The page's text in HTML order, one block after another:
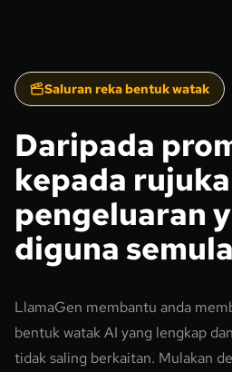
Saluran reka bentuk watak
Daripada
kepada
pengeluaran
diguna semula
LlamaGen membantu anda
bentuk watak AI yang lengkap
tidak saling berkaitan. Mulakan